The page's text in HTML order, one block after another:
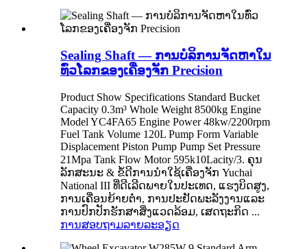
Sealing Shaft — ການ​ບໍ​ລິ​ການ​ຈັດ​ຫາ​ໃນ​
ທົ່ວ​ໂລກ​ຂອງ​ເຄື່ອງ​ຈັກ Precision
Product Show Specifications Standard Bucket
Capacity 0.3m³ Whole Weight 8500kg Engine
Model YC4FA65 Engine Power 48kw/2200rpm
Fuel Tank Volume 120L Pump Form Variable
Displacement Piston Pump Pump Set Pressure
21Mpa Tank Flow Motor 595k10Lacity/3. ຄຸນ​
ລັກ​ສະ​ນະ & ຂໍ້​ດີ​ການ​ນໍາ​ໃຊ້​ເຄື່ອງ​ຈັກ Yuchai
National III ທີ່​ດີ​ເລີດ​ພາຍ​ໃນ​ປະ​ເທດ​, ແຮງ​ບິດ​ສູງ​,
ການ​ເຄື່ອນ​ຍ້າຍ​ຕ​່​ໍ​າ​, ການ​ປະ​ຢັດ​ພະ​ລັງ​ງານ​ແລະ​
ການ​ປົກ​ປັກ​ຮັກ​ສາ​ສິ່ງ​ແວດ​ລ້ອມ​, ເສດ​ຖະ​ກິດ ...
ການສອບຖາມລາຍລະອຽດ